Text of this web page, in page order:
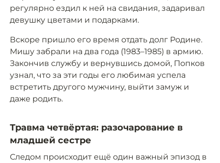
регулярно ездил к ней на свидания, задаривал
девушку цветами и подарками.
Вскоре пришло его время отдать долг Родине.
Мишу забрали на два года (1983–1985) в армию.
Закончив службу и вернувшись домой, Попков
узнал, что за эти годы его любимая успела
встретить другого мужчину, выйти замуж и
даже родить.
Травма четвёртая: разочарование в
младшей сестре
Следом происходит ещё один важный эпизод в